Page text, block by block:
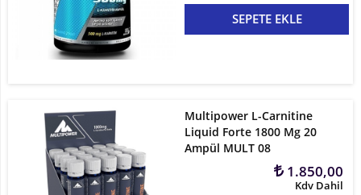
SEPETE EKLE
Multipower L-Carnitine
Liquid Forte 1800 Mg 20
Ampül MULT 08
1.850,00
Kdv Dahil